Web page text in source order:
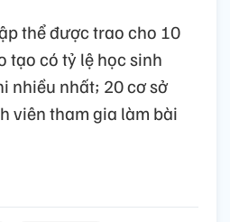
thể được trao cho 10
tạo có tỷ lệ học sinh
nhiều nhất; 20 cơ sở
viên tham gia làm bài